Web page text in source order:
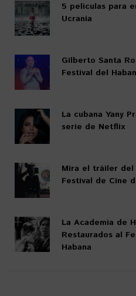
5 películas para
Ucrania
Gilberto Santa
Festival del
La cubana Yany
serie de Netflix
Mira el tráiler del
Festival de Cine
La Academia de
Restaurados al
Habana